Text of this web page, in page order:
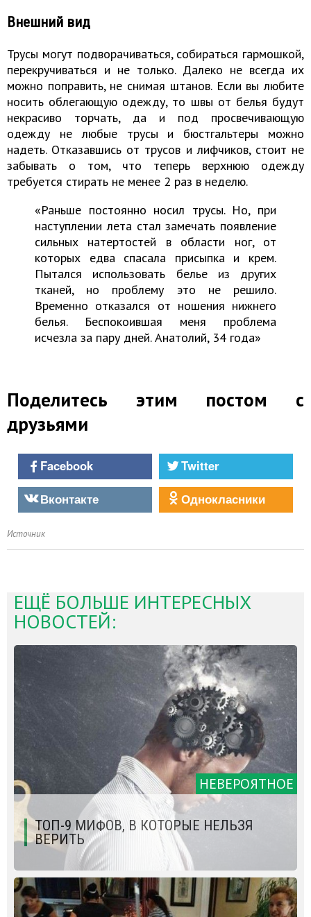
Внешний вид
Трусы могут подворачиваться, собираться гармошкой,
перекручиваться и не только. Далеко не всегда их
можно поправить, не снимая штанов. Если вы любите
носить облегающую одежду, то швы от белья будут
некрасиво торчать, да и под просвечивающую
одежду не любые трусы и бюстгальтеры можно
надеть. Отказавшись от трусов и лифчиков, стоит не
забывать о том, что теперь верхнюю одежду
требуется стирать не менее 2 раз в неделю.
«Раньше постоянно носил трусы. Но, при
наступлении лета стал замечать появление
сильных натертостей в области ног, от
которых едва спасала присыпка и крем.
Пытался использовать белье из других
тканей, но проблему это не решило.
Временно отказался от ношения нижнего
белья. Беспокоившая меня проблема
исчезла за пару дней. Анатолий, 34 года»
Поделитесь этим постом с
друзьями
Facebook
Twitter
Вконтакте
Однокласники
Источник
ЕЩЁ БОЛЬШЕ ИНТЕРЕСНЫХ
НОВОСТЕЙ:
НЕВЕРОЯТНОЕ
ТОП-9 МИФОВ, В КОТОРЫЕ НЕЛЬЗЯ
ВЕРИТЬ